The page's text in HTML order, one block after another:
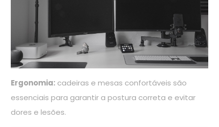
Ergonomia: cadeiras e mesas confortáveis são
essenciais para garantir a postura correta e evitar
dores e lesões.